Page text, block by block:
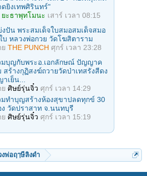
ดยิงเทพศิรินทร์"
ยะธาพุทโมนะ เสาร์ เวลา 08:15
งปัน พระสมเด็จใบสมอสมเด็จสมอ
บ หลวงพ่อกวย วัดโฆสิตาราม
THE PUNCH ศุกร์ เวลา 23:28
มบุญกับพระอ.เอกลักษณ์ ปัญญาค
สร้างกุฏิสงฆ์ถวายวัดป่าเทสรังสีดง
เย็น...
ศิษย์รุ่นจิ๋ว ศุกร์ เวลา 14:29
มทําบุญสร้างห้องสุขาปลดทุกข์ 30
ง วัดปราสาท จ.นนทบุรี
ศิษย์รุ่นจิ๋ว ศุกร์ เวลา 15:19
พ่อฤๅษีลิงดำ